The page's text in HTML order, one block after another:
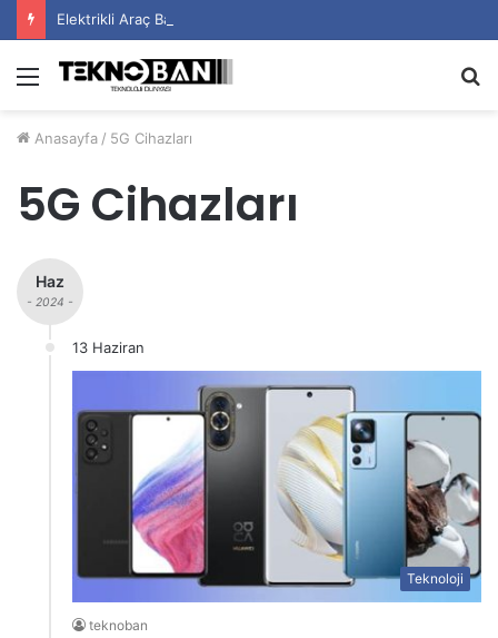
Elektrikli Araç Bataryalarının Ömrü Nasıl Uzatılır?
Menü
Anasayfa / 5G Cihazları
5G Cihazları
Haz
- 2024 -
13 Haziran
Teknoloji
teknoban